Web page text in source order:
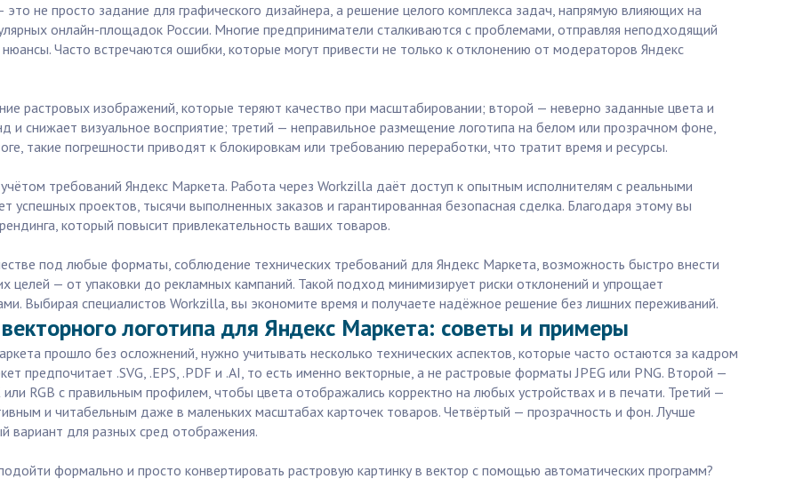
не просто задание для графического дизайнера, а решение целого комплекса задач, напрямую влияющих на
онлайн-площадок России. Многие предприниматели сталкиваются с проблемами, отправляя неподходящий
Часто встречаются ошибки, которые могут привести не только к отклонению от модераторов Яндекс
растровых изображений, которые теряют качество при масштабировании; второй — неверно заданные цвета и
и снижает визуальное восприятие; третий — неправильное размещение логотипа на белом или прозрачном фоне,
такие погрешности приводят к блокировкам или требованию переработки, что тратит время и ресурсы.
требований Яндекс Маркета. Работа через Workzilla даёт доступ к опытным исполнителям с реальными
проектов, тысячи выполненных заказов и гарантированная безопасная сделка. Благодаря этому вы
который повысит привлекательность ваших товаров.
под любые форматы, соблюдение технических требований для Яндекс Маркета, возможность быстро внести
целей — от упаковки до рекламных кампаний. Такой подход минимизирует риски отклонений и упрощает
Выбирая специалистов Workzilla, вы экономите время и получаете надёжное решение без лишних переживаний.
логотипа для Яндекс Маркета: советы и примеры
прошло без осложнений, нужно учитывать несколько технических аспектов, которые часто остаются за кадром
предпочитает .SVG, .EPS, .PDF и .AI, то есть именно векторные, а не растровые форматы JPEG или PNG. Второй —
RGB с правильным профилем, чтобы цвета отображались корректно на любых устройствах и в печати. Третий —
и читабельным даже в маленьких масштабах карточек товаров. Четвёртый — прозрачность и фон. Лучше
вариант для разных сред отображения.
формально и просто конвертировать растровую картинку в вектор с помощью автоматических программ?